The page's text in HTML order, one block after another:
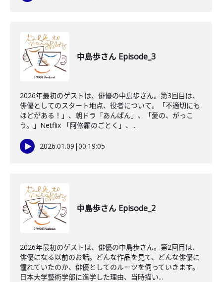
中島歩さん Episode_3
2026年最初のゲストは、俳優の中島歩さん。第3回目は、
俳優としてのスタート地点、役者について。「不適切にも
ほどがある！」、朝ドラ「あんぱん」、「愛の、がっこ
う。」Netflix 「阿修羅のごとく」、...
2026.01.09 |00:19:05
中島歩さん Episode_2
2026年最初のゲストは、俳優の中島歩さん。第2回目は、
俳優になる以前のお話。どんな作品を見て、どんな俳優に
憧れていたのか、俳優としてのルーツを伺っていきます。
日本大学藝術学部に進学した理由、当時描い...